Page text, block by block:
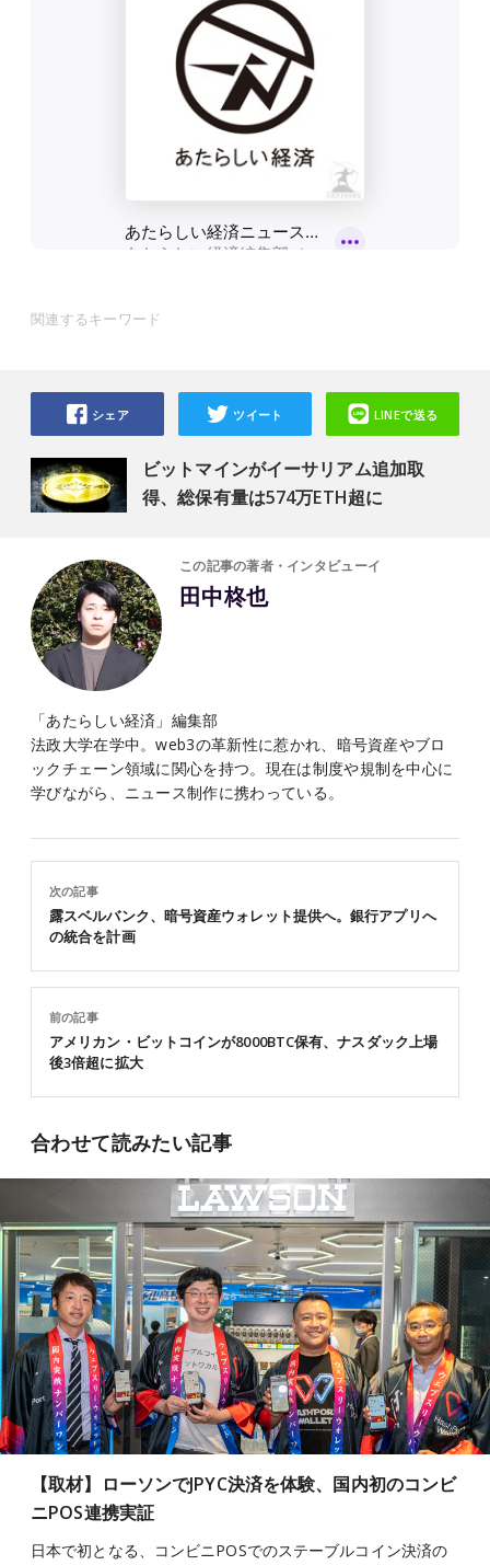
関連するキーワード
ビットマインがイーサリアム追加取
得、総保有量は574万ETH超に
シェア ツイート LINEで送る
この記事の著者・インタビューイ
田中柊也
「あたらしい経済」編集部
法政大学在学中。web3の革新性に惹かれ、暗号資産やブロ
ックチェーン領域に関心を持つ。現在は制度や規制を中心に
学びながら、ニュース制作に携わっている。
前の記事
アメリカン・ビットコインが8000BTC保有、ナスダック上場
後3倍超に拡大
次の記事
露スベルバンク、暗号資産ウォレット提供へ。銀行アプリへ
の統合を計画
合わせて読みたい記事
【取材】ローソンでJPYC決済を体験、国内初のコンビ
ニPOS連携実証
日本で初となる、コンビニPOSでのステーブルコイン決済の